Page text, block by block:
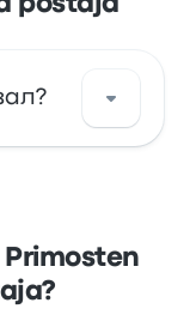
postaja
Primosten